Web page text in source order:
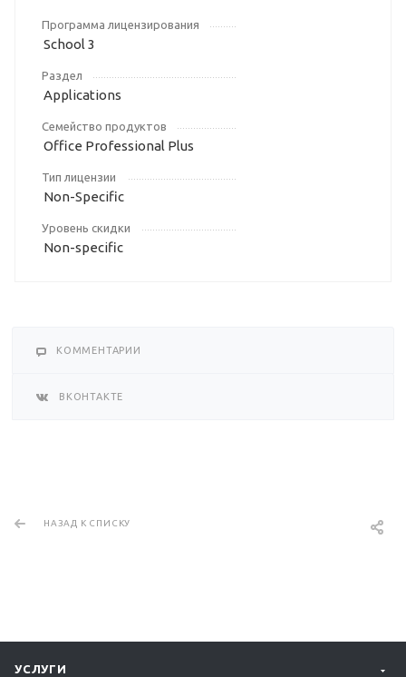
Программа лицензирования
School 3
Раздел
Applications
Семейство продуктов
Office Professional Plus
Тип лицензии
Non-Specific
Уровень скидки
Non-specific
КОММЕНТАРИИ
ВКОНТАКТЕ
НАЗАД К СПИСКУ
УСЛУГИ